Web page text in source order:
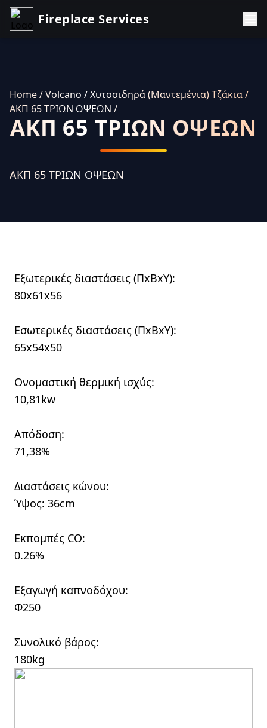
Fireplace Services
Home/ Volcano / Χυτοσιδηρά (Μαντεμένια) Τζάκια/
ΑΚΠ 65 ΤΡΙΩΝ ΟΨΕΩΝ /
ΑΚΠ 65 ΤΡΙΩΝ ΟΨΕΩΝ
ΑΚΠ 65 ΤΡΙΩΝ ΟΨΕΩΝ
Εξωτερικές διαστάσεις (ΠxBxY):
80x61x56
Εσωτερικές διαστάσεις (ΠxBxY):
65x54x50
Ονομαστική θερμική ισχύς:
10,81kw
Απόδοση:
71,38%
Διαστάσεις κώνου:
Ύψος: 36cm
Εκπομπές CO:
0.26%
Εξαγωγή καπνοδόχου:
Φ250
Συνολικό βάρος:
180kg